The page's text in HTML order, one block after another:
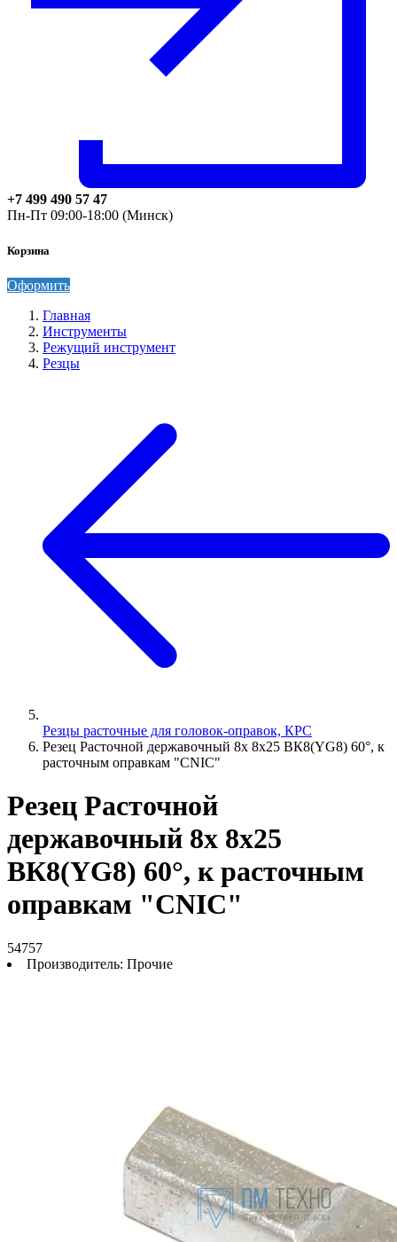
+7 499 490 57 47
Пн-Пт 09:00-18:00 (Минск)
Корзина
Оформить
Главная
Инструменты
Режущий инструмент
Резцы
Резцы расточные для головок-оправок, КРС
Резец Расточной державочный 8х 8х25 ВК8(YG8) 60°, к
расточным оправкам "CNIC"
Резец Расточной
державочный 8х 8х25
ВК8(YG8) 60°, к расточным
оправкам "CNIC"
54757
Производитель: Прочие